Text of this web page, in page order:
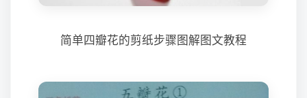
简单四瓣花的剪纸步骤图解图文教程